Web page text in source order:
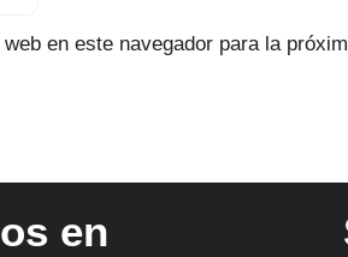
en este navegador para la
en